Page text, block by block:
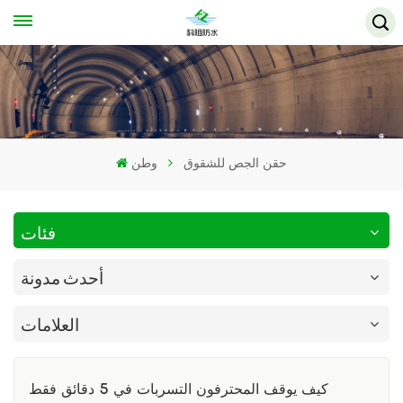
وطن حقن الجص للشقوق
فئات
أحدث مدونة
العلامات
كيف يوقف المحترفون التسربات في 5 دقائق فقط